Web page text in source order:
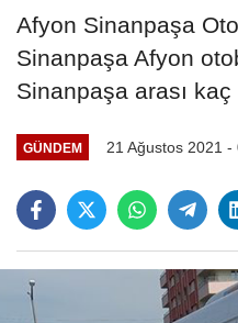
Afyon Sinanpaşa
Sinanpaşa Afyon
Sinanpaşa arası kaç
GÜNDEM 21 Ağustos 2021 -